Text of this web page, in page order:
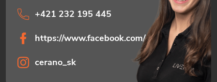
+421 232 195 445
https://www.facebook.com/ceranosk
cerano_sk